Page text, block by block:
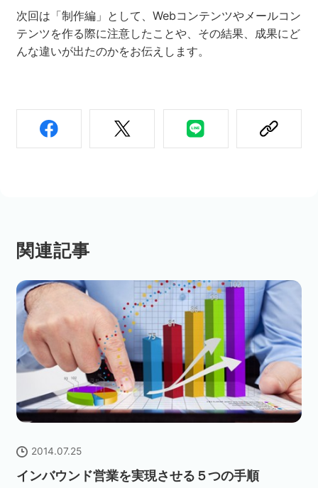
次回は「制作編」として、Webコンテンツやメールコン
テンツを作る際に注意したことや、その結果、成果にど
んな違いが出たのかをお伝えします。
関連記事
2014.07.25
インバウンド営業を実現させる５つの手順